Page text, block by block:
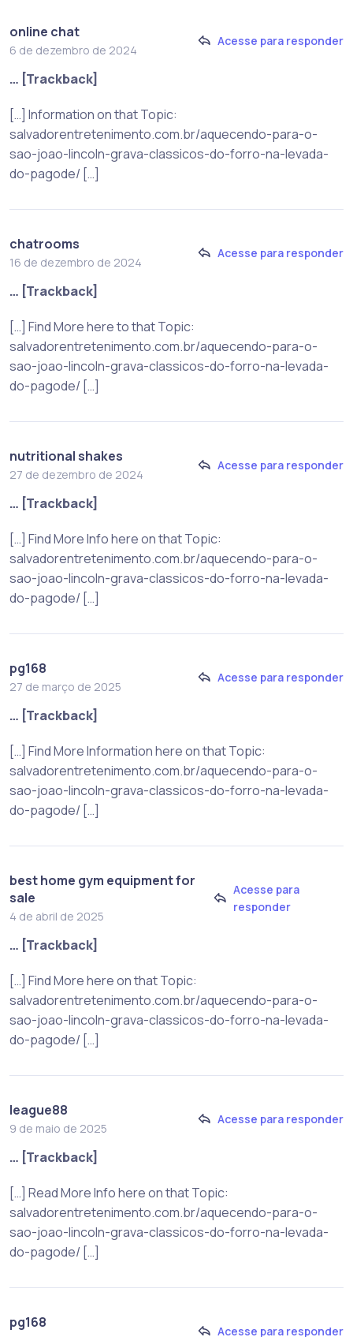
online chat
6 de dezembro de 2024
Acesse para responder
… [Trackback]
[…] Information on that Topic:
salvadorentretenimento.com.br/aquecendo-para-o-
sao-joao-lincoln-grava-classicos-do-forro-na-levada-
do-pagode/ […]
chatrooms
16 de dezembro de 2024
Acesse para responder
… [Trackback]
[…] Find More here to that Topic:
salvadorentretenimento.com.br/aquecendo-para-o-
sao-joao-lincoln-grava-classicos-do-forro-na-levada-
do-pagode/ […]
nutritional shakes
27 de dezembro de 2024
Acesse para responder
… [Trackback]
[…] Find More Info here on that Topic:
salvadorentretenimento.com.br/aquecendo-para-o-
sao-joao-lincoln-grava-classicos-do-forro-na-levada-
do-pagode/ […]
pg168
27 de março de 2025
Acesse para responder
… [Trackback]
[…] Find More Information here on that Topic:
salvadorentretenimento.com.br/aquecendo-para-o-
sao-joao-lincoln-grava-classicos-do-forro-na-levada-
do-pagode/ […]
best home gym equipment for
sale
4 de abril de 2025
Acesse para
responder
… [Trackback]
[…] Find More here on that Topic:
salvadorentretenimento.com.br/aquecendo-para-o-
sao-joao-lincoln-grava-classicos-do-forro-na-levada-
do-pagode/ […]
league88
9 de maio de 2025
Acesse para responder
… [Trackback]
[…] Read More Info here on that Topic:
salvadorentretenimento.com.br/aquecendo-para-o-
sao-joao-lincoln-grava-classicos-do-forro-na-levada-
do-pagode/ […]
pg168
Acesse para responder